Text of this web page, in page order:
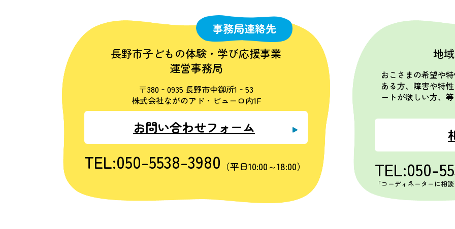
事務局連絡先
長野市子どもの体験・学び応援事業
運営事務局
〒380‐0935 長野市中御所1‐53
株式会社ながのアド・ビューロ内1F
お問い合わせフォーム
TEL:050-5538-3980 （平日10:00～18:00）
地
おこさまの希望や
ある方、障害や特
ートが欲しい方、
TEL:050-
「コーディネーターに相